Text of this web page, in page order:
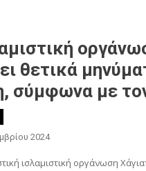
θετικά
σύμφωνα με
2024
ισλαμιστική οργάνωση